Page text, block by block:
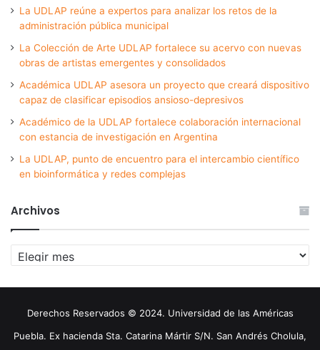
La UDLAP reúne a expertos para analizar los retos de la
administración pública municipal
La Colección de Arte UDLAP fortalece su acervo con nuevas
obras de artistas emergentes y consolidados
Académica UDLAP asesora un proyecto que creará dispositivo
capaz de clasificar episodios ansioso-depresivos
Académico de la UDLAP fortalece colaboración internacional
con estancia de investigación en Argentina
La UDLAP, punto de encuentro para el intercambio científico
en bioinformática y redes complejas
Archivos
Archivos
Derechos Reservados © 2024. Universidad de las Américas
Puebla. Ex hacienda Sta. Catarina Mártir S/N. San Andrés Cholula,